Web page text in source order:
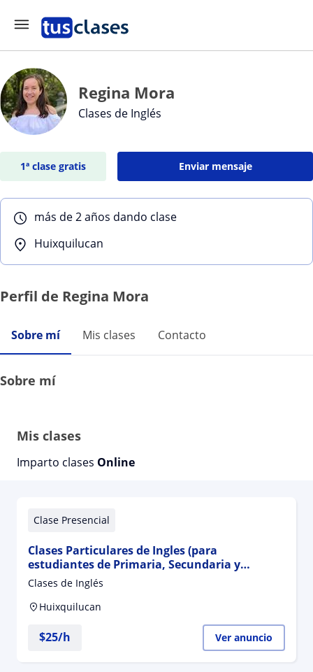
Regina Mora
Clases de Inglés
1ª clase gratis Enviar mensaje
más de 2 años dando clase
Huixquilucan
Perfil de Regina Mora
Sobre mí Mis clases Contacto
Sobre mí
Mis clases
Imparto clases Online
Clase Presencial
Clases Particulares de Ingles (para
estudiantes de Primaria, Secundaria y
Bachillerato)
Clases de Inglés
Huixquilucan
$25/h Ver anuncio